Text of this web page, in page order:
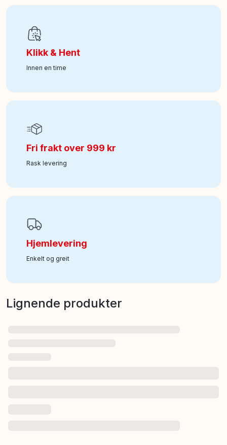
Art nr:100-563011161
Klikk & Hent
Innen en time
Fri frakt over 999 kr
Rask levering
Hjemlevering
Enkelt og greit
Lignende produkter